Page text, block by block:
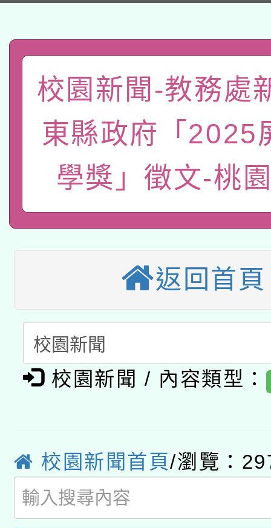
礎課程
A3數位素養講師名單
「數位內容與教學軟體
pilot」
有關大陸委員會函釋公
薪期間赴陸應申請許可
轉知經濟部水利署委託
業技術研究院辦理「
用水績優單位及節水達
動」
115年8月22日(星期六
桃園市孔廟祈福系列
開 智慧啟航」
2026年桃園地景藝術
招甄選結果公告(無人
招)
適應運動共學行動站研
本館辦理115年度閱讀
暨閱讀推動專業研習
科技賦能─人工智慧
礎課程
A3數位素養講師名單
「數位內容與教學軟
薪期間赴陸應申請許可
轉知經濟部水利署委託
業技術研究院辦理「
用水績優單位及節水達
115年8月22日(星期六
桃園市孔廟祈福系列
2026年桃園地景藝術
校園新聞-教務處
東縣政府「2025
學獎」徵文-桃
返回首頁
校園新聞 / 內容類型：
校園新聞首頁/瀏覽：